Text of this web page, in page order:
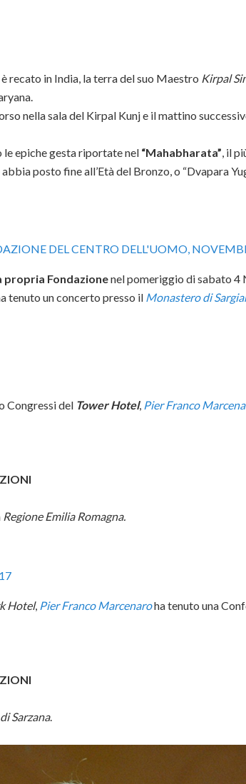
recato in India, la terra del suo Maestro Kirpal
nella sala del Kirpal Kunj e il mattino
epiche gesta riportate nel “Mahabharata”, il
posto fine all’Età del Bronzo, o “Dvapara
DEL CENTRO DELL'UOMO,
propria Fondazionenel pomeriggio di sabato 4
tenuto un concerto presso il Monastero di
Congressi del Tower Hotel, Pier Franco
Regione Emilia Romagna.
Hotel, Pier Franco Marcenaroha tenuto una
Sarzana.